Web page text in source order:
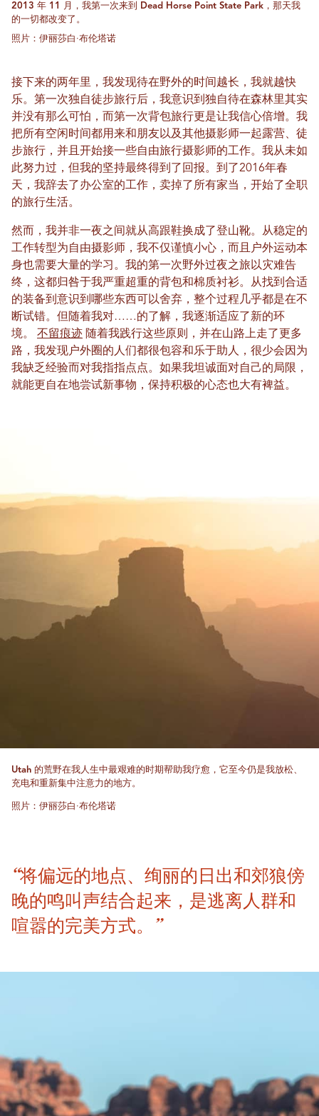
2013 年 11 月，我第一次来到 Dead Horse Point State Park，那天我
的一切都改变了。
照片：伊丽莎白·布伦塔诺
接下来的两年里，我发现待在野外的时间越长，我就越快
乐。第一次独自徒步旅行后，我意识到独自待在森林里其实
并没有那么可怕，而第一次背包旅行更是让我信心倍增。我
把所有空闲时间都用来和朋友以及其他摄影师一起露营、徒
步旅行，并且开始接一些自由旅行摄影师的工作。我从未如
此努力过，但我的坚持最终得到了回报。到了2016年春
天，我辞去了办公室的工作，卖掉了所有家当，开始了全职
的旅行生活。
然而，我并非一夜之间就从高跟鞋换成了登山靴。从稳定的
工作转型为自由摄影师，我不仅谨慎小心，而且户外运动本
身也需要大量的学习。我的第一次野外过夜之旅以灾难告
终，这都归咎于我严重超重的背包和棉质衬衫。从找到合适
的装备到意识到哪些东西可以舍弃，整个过程几乎都是在不
断试错。但随着我对……的了解，我逐渐适应了新的环
境。 不留痕迹 随着我践行这些原则，并在山路上走了更多
路，我发现户外圈的人们都很包容和乐于助人，很少会因为
我缺乏经验而对我指指点点。如果我坦诚面对自己的局限，
就能更自在地尝试新事物，保持积极的心态也大有裨益。
Utah 的荒野在我人生中最艰难的时期帮助我疗愈，它至今仍是我放松、
充电和重新集中注意力的地方。
照片：伊丽莎白·布伦塔诺
“将偏远的地点、绚丽的日出和郊狼傍
晚的鸣叫声结合起来，是逃离人群和
喧嚣的完美方式。”